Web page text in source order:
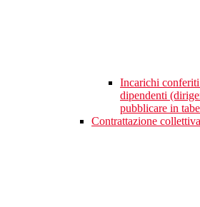
Incarichi
dipendenti
pubblicare in
Contrattazione collettiva